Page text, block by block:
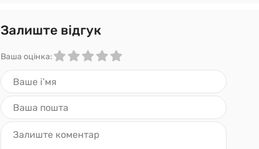
Залиште відгук
Ваша оцінка: